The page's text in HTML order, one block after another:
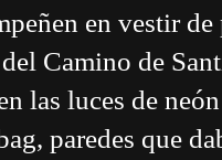
en vestir
Camino de
las luces de
paredes que